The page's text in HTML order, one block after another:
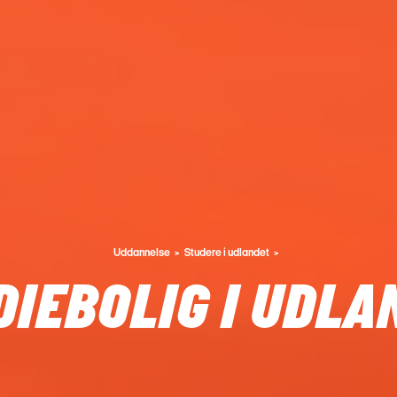
Uddannelse Studere i udlandet
I